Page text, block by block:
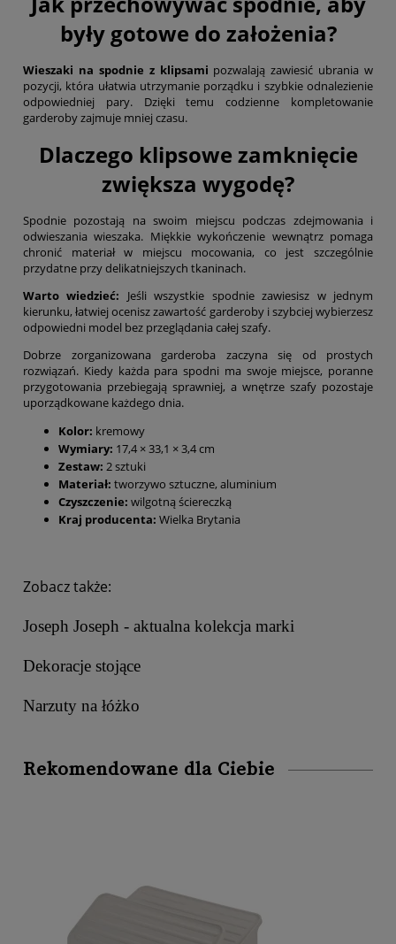
były gotowe do założenia?
Wieszaki na spodnie z klipsami pozwalają zawiesić ubrania w
pozycji, która ułatwia utrzymanie porządku i szybkie odnalezienie
odpowiedniej pary. Dzięki temu codzienne kompletowanie
garderoby zajmuje mniej czasu.
Dlaczego klipsowe zamknięcie
zwiększa wygodę?
Spodnie pozostają na swoim miejscu podczas zdejmowania i
odwieszania wieszaka. Miękkie wykończenie wewnątrz pomaga
chronić materiał w miejscu mocowania, co jest szczególnie
przydatne przy delikatniejszych tkaninach.
Warto wiedzieć: Jeśli wszystkie spodnie zawiesisz w jednym
kierunku, łatwiej ocenisz zawartość garderoby i szybciej wybierzesz
odpowiedni model bez przeglądania całej szafy.
Dobrze zorganizowana garderoba zaczyna się od prostych
rozwiązań. Kiedy każda para spodni ma swoje miejsce, poranne
przygotowania przebiegają sprawniej, a wnętrze szafy pozostaje
uporządkowane każdego dnia.
Kolor: kremowy
Wymiary: 17,4 × 33,1 × 3,4 cm
Zestaw: 2 sztuki
Materiał: tworzywo sztuczne, aluminium
Czyszczenie: wilgotną ściereczką
Kraj producenta: Wielka Brytania
Zobacz także:
Joseph Joseph - aktualna kolekcja marki
Dekoracje stojące
Narzuty na łóżko
Rekomendowane dla Ciebie